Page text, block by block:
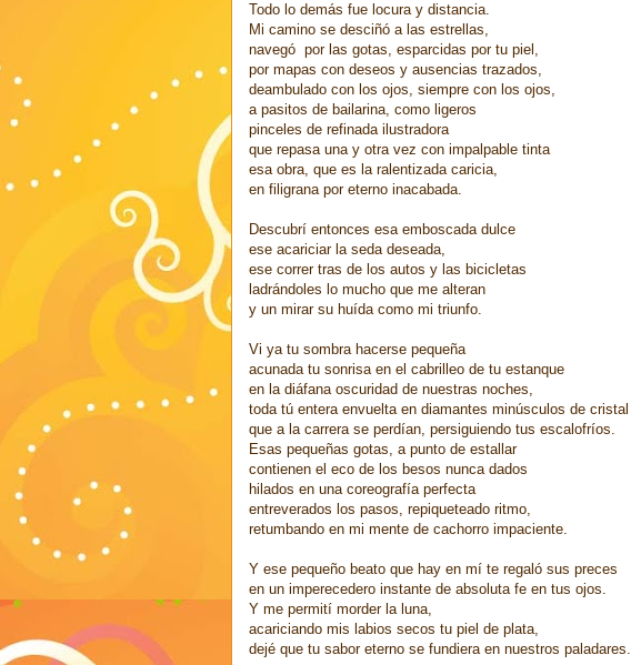
Todo lo demás fue locura y distancia.
Mi camino se desciñó a las estrellas,
navegó por las gotas, esparcidas por tu piel,
por mapas con deseos y ausencias trazados,
deambulado con los ojos, siempre con los ojos,
a pasitos de bailarina, como ligeros
pinceles de refinada ilustradora
que repasa una y otra vez con impalpable tinta
esa obra, que es la ralentizada caricia,
en filigrana por eterno inacabada.
Descubrí entonces esa emboscada dulce
ese acariciar la seda deseada,
ese correr tras de los autos y las bicicletas
ladrándoles lo mucho que me alteran
y un mirar su huída como mi triunfo.
Vi ya tu sombra hacerse pequeña
acunada tu sonrisa en el cabrilleo de tu estanque
en la diáfana oscuridad de nuestras noches,
toda tú entera envuelta en diamantes minúsculos de cristal
que a la carrera se perdían, persiguiendo tus escalofríos.
Esas pequeñas gotas, a punto de estallar
contienen el eco de los besos nunca dados
hilados en una coreografía perfecta
entreverados los pasos, repiqueteado ritmo,
retumbando en mi mente de cachorro impaciente.
Y ese pequeño beato que hay en mí te regaló sus preces
en un imperecedero instante de absoluta fe en tus ojos.
Y me permití morder la luna,
acariciando mis labios secos tu piel de plata,
dejé que tu sabor eterno se fundiera en nuestros paladares.